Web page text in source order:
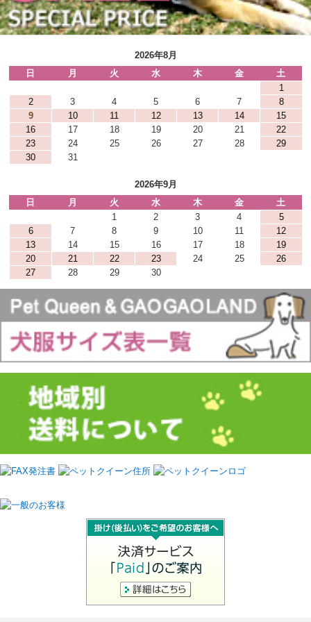
2026年8月
日
月 火 水 木 金
土
1
2
3 4 5 6 7
8
9
10 11 12 13 14
15
16
17 18 19 20 21
22
23
24 25 26 27 28
29
30
31
2026年9月
日
月 火 水 木 金
土
1
2 3 4
5
6
7 8 9 10 11
12
13
14 15 16 17 18
19
20
21 22 23 24 25
26
27
28 29 30